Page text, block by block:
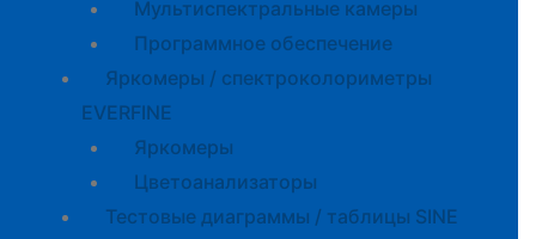
Мультиспектральные камеры
Программное обеспечение
Яркомеры / спектроколориметры
EVERFINE
Яркомеры
Цветоанализаторы
Тестовые диаграммы / таблицы SINE